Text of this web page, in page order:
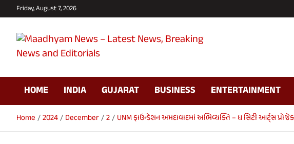
to
Friday, August 7, 2026
Maadhyam News –
Latest News, Breaking
News and Editorials
HOME INDIA GUJARAT BUSINESS ENTERTAINMENT
Home 2024 December 2 UNM ફાઉન્ડેશન અમદાવાદમાં અભિવ્યક્તિ – ધ સિટી આર્ટ્સ